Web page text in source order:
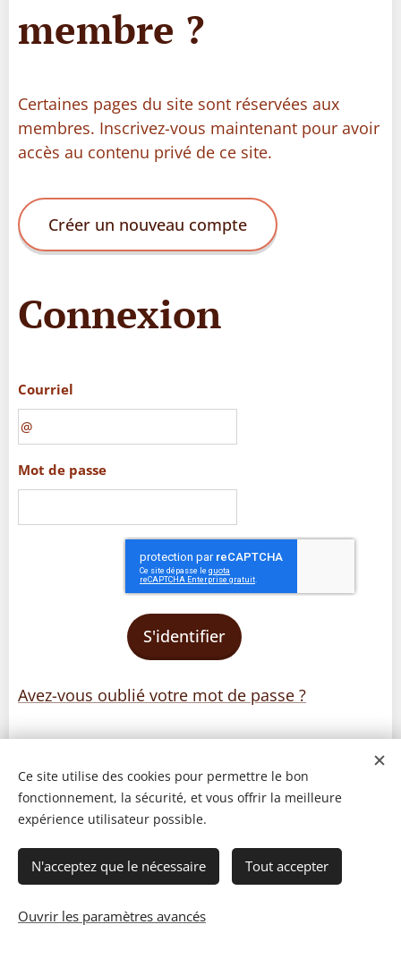
membre ?
Certaines pages du site sont réservées aux
membres. Inscrivez-vous maintenant pour avoir
accès au contenu privé de ce site.
Créer un nouveau compte
Connexion
Courriel
Mot de passe
S'identifier
Avez-vous oublié votre mot de passe ?
© 2023 Les recettes d'Henri-Luc. Tous droits réservés.
Ce site utilise des cookies pour permettre le bon
fonctionnement, la sécurité, et vous offrir la meilleure
expérience utilisateur possible.
N'acceptez que le nécessaire Tout accepter
Ouvrir les paramètres avancés